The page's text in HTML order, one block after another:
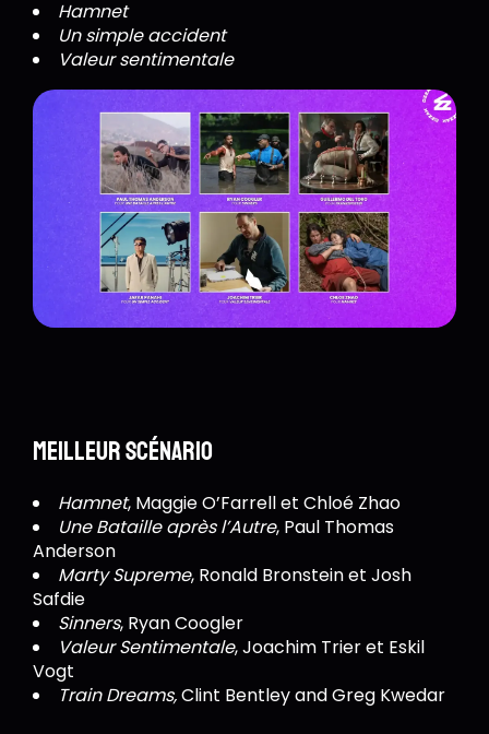
Hamnet
Un simple accident
Valeur sentimentale
Meilleur scénario
Hamnet, Maggie O’Farrell et Chloé Zhao
Une Bataille après l’Autre, Paul Thomas
Anderson
Marty Supreme, Ronald Bronstein et Josh
Safdie
Sinners, Ryan Coogler
Valeur Sentimentale, Joachim Trier et Eskil
Vogt
Train Dreams,Clint Bentley and Greg Kwedar